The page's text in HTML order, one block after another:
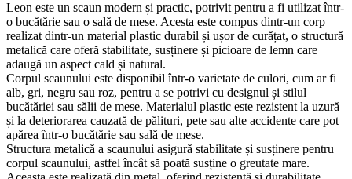
Leon este un scaun modern și practic, potrivit pentru a fi utilizat într-
o bucătărie sau o sală de mese. Acesta este compus dintr-un corp
realizat dintr-un material plastic durabil și ușor de curățat, o structură
metalică care oferă stabilitate, susținere și picioare de lemn care
adaugă un aspect cald și natural.
Corpul scaunului este disponibil într-o varietate de culori, cum ar fi
alb, gri, negru sau roz, pentru a se potrivi cu designul și stilul
bucătăriei sau sălii de mese. Materialul plastic este rezistent la uzură
și la deteriorarea cauzată de pălituri, pete sau alte accidente care pot
apărea într-o bucătărie sau sală de mese.
Structura metalică a scaunului asigură stabilitate și susținere pentru
corpul scaunului, astfel încât să poată susține o greutate mare.